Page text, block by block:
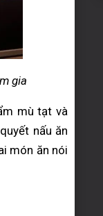
gia
mù tạt và
nấu ăn
món ăn nói